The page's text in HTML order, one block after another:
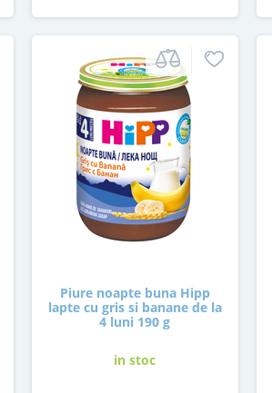
Piure noapte buna Hipp
lapte cu gris si banane de la
4 luni 190 g
in stoc